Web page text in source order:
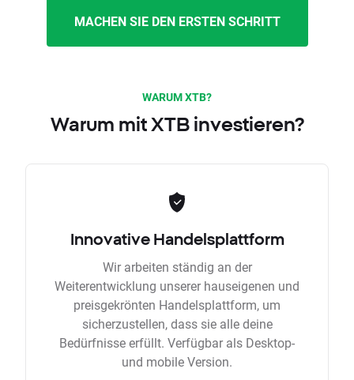
MACHEN SIE DEN ERSTEN SCHRITT
WARUM XTB?
Warum mit XTB investieren?
Innovative Handelsplattform
Wir arbeiten ständig an der
Weiterentwicklung unserer hauseigenen und
preisgekrönten Handelsplattform, um
sicherzustellen, dass sie alle deine
Bedürfnisse erfüllt. Verfügbar als Desktop-
und mobile Version.